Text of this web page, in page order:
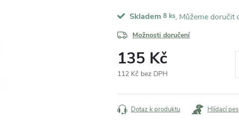
Skladem 8 ks
Možnosti doručení
135 Kč
112 Kč bez DPH
cena:
Dotaz k produktu Hlídací pes